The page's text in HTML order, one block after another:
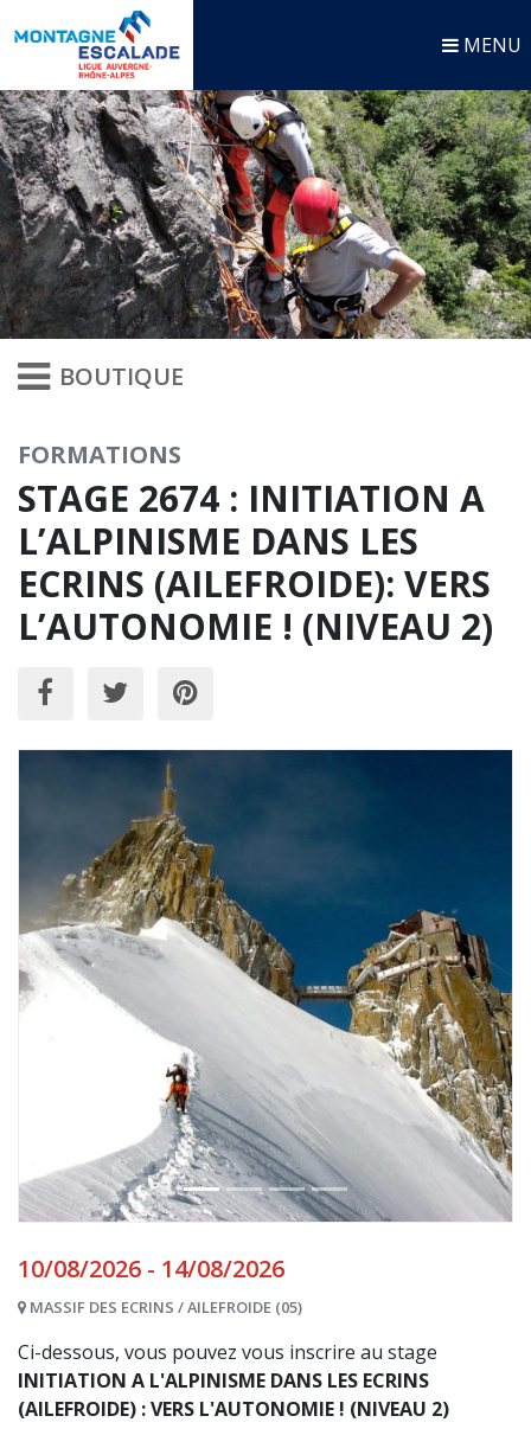
MENU
BOUTIQUE
FORMATIONS
STAGE 2674 : INITIATION A
L’ALPINISME DANS LES
ECRINS (AILEFROIDE): VERS
L’AUTONOMIE ! (NIVEAU 2)
10/08/2026 - 14/08/2026
MASSIF DES ECRINS / AILEFROIDE (05)
Ci-dessous, vous pouvez vous inscrire au stage
INITIATION A L'ALPINISME DANS LES ECRINS
(AILEFROIDE) : VERS L'AUTONOMIE ! (NIVEAU 2)